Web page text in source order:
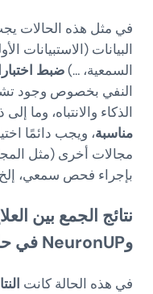
في مثل هذه الحالات
البيانات (الاستبيانات
السمعية، …)ضبط
النفي بخصوص وجود
الذكاء والانتباه، وما
مناسبة، ويجب دائمًا
مجالات أخرى (مثل
بإجراء فحص سمعي،
نتائج الجمع بين
وNeuronUP في حالة TDA
في هذه الحالة كانت